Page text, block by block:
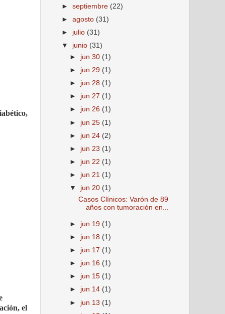
el
►septiembre (22)
►agosto (31)
► julio (31)
▼ junio (31)
► jun 30 (1)
► jun 29 (1)
► jun 28 (1)
► jun 27 (1)
► jun 26 (1)
► jun 25 (1)
► jun 24 (2)
► jun 23 (1)
► jun 22 (1)
► jun 21 (1)
▼ jun 20 (1)
Casos Clínicos: Varón de 89
años con tumoración en...
► jun 19 (1)
► jun 18 (1)
► jun 17 (1)
► jun 16 (1)
► jun 15 (1)
► jun 14 (1)
► jun 13 (1)